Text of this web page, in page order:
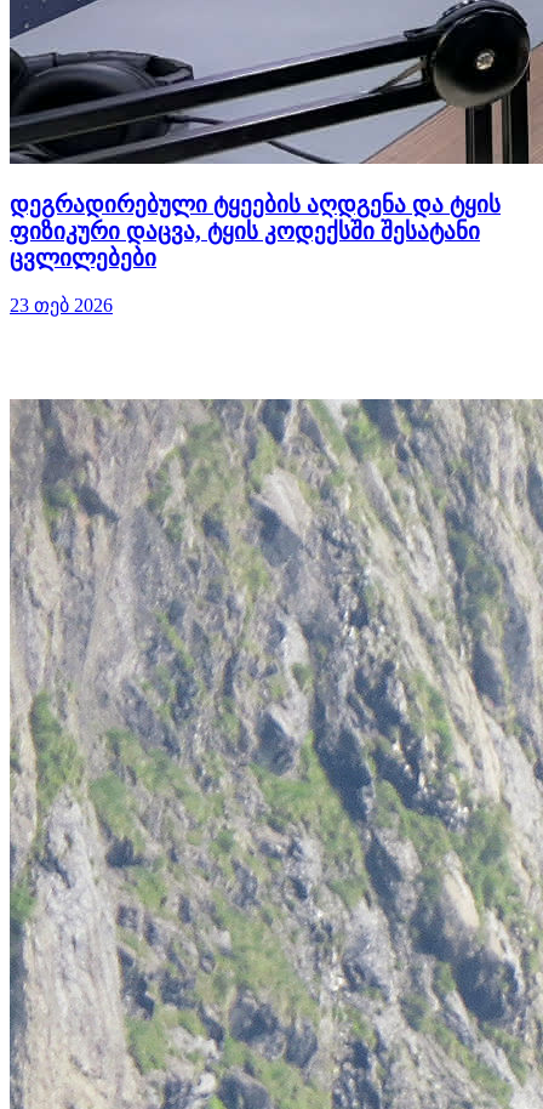
დეგრადირებული ტყეების აღდგენა და ტყის
ფიზიკური დაცვა, ტყის კოდექსში შესატანი
ცვლილებები
23 თებ 2026